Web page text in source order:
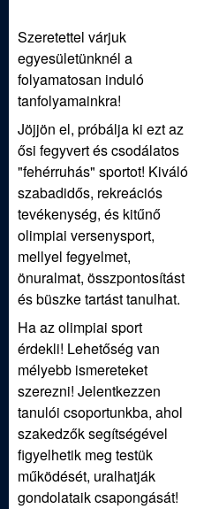
Szeretettel várjuk
egyesületünknél a
folyamatosan induló
tanfolyamainkra!
Jöjjön el, próbálja ki ezt az
ősi fegyvert és csodálatos
"fehérruhás" sportot! Kiváló
szabadidős, rekreációs
tevékenység, és kitűnő
olimpiai versenysport,
mellyel fegyelmet,
önuralmat, összpontosítást
és büszke tartást tanulhat.
Ha az olimpiai sport
érdekli! Lehetőség van
mélyebb ismereteket
szerezni! Jelentkezzen
tanulói csoportunkba, ahol
szakedzők segítségével
figyelhetik meg testük
működését, uralhatják
gondolataik csapongását!